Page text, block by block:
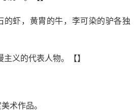
的虾，黄胄的牛，李可染的驴各独
主义的代表人物。【】
术作品。